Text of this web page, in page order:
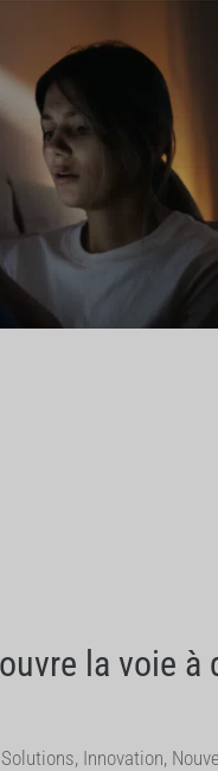
la voie à
, Innovation,